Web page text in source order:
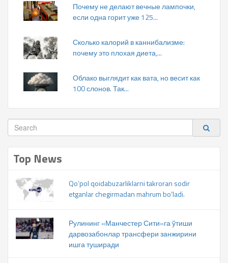
Почему не делают вечные лампочки,
если одна горит уже 125...
Сколько калорий в каннибализме:
почему это плохая диета,...
Облако выглядит как вата, но весит как
100 слонов. Так...
Top News
Qo‘pol qoidabuzarliklarni takroran sodir
etganlar chegirmadan mahrum bo‘ladi.
Рулининг «Манчестер Сити»га ўтиши
дарвозабонлар трансфери занжирини
ишга туширади